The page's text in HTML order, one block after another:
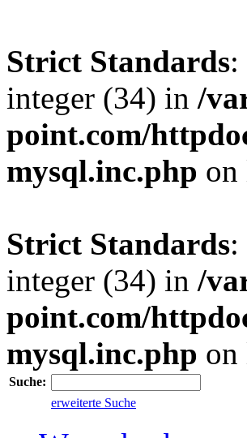
Strict Standards:
integer (34) in /
point.com/
mysql.inc.php on
Strict Standards:
integer (34) in /
point.com/
mysql.inc.php on
Suche:
erweiterte Suche